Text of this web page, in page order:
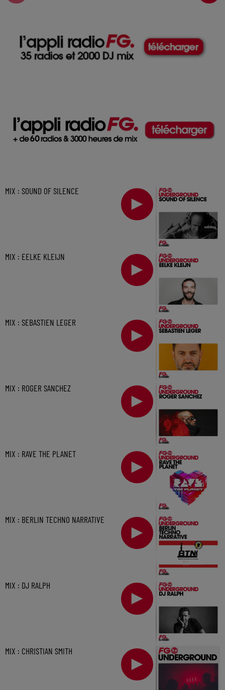
MIX : SOUND OF SILENCE
MIX : EELKE KLEIJN
MIX : SEBASTIEN LEGER
MIX : ROGER SANCHEZ
MIX : RAVE THE PLANET
MIX : BERLIN TECHNO NARRATIVE
MIX : DJ RALPH
MIX : CHRISTIAN SMITH